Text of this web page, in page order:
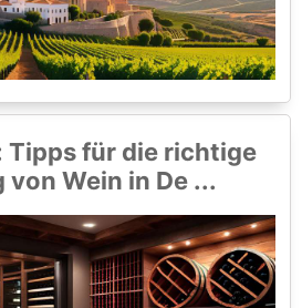
Tipps für die richtige
von Wein in De ...